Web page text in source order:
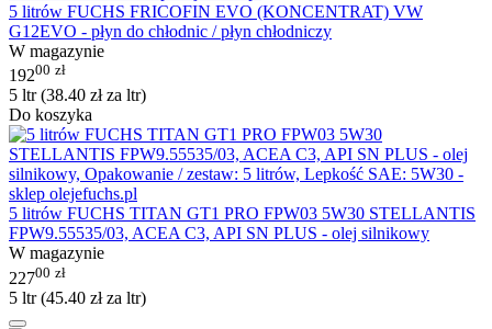
5 litrów FUCHS FRICOFIN EVO (KONCENTRAT) VW
G12EVO - płyn do chłodnic / płyn chłodniczy
W magazynie
19200 zł
5 ltr (38.40 złza ltr)
Do koszyka
5 litrów FUCHS TITAN GT1 PRO FPW03 5W30 STELLANTIS
FPW9.55535/03, ACEA C3, API SN PLUS - olej silnikowy
W magazynie
22700 zł
5 ltr (45.40 złza ltr)